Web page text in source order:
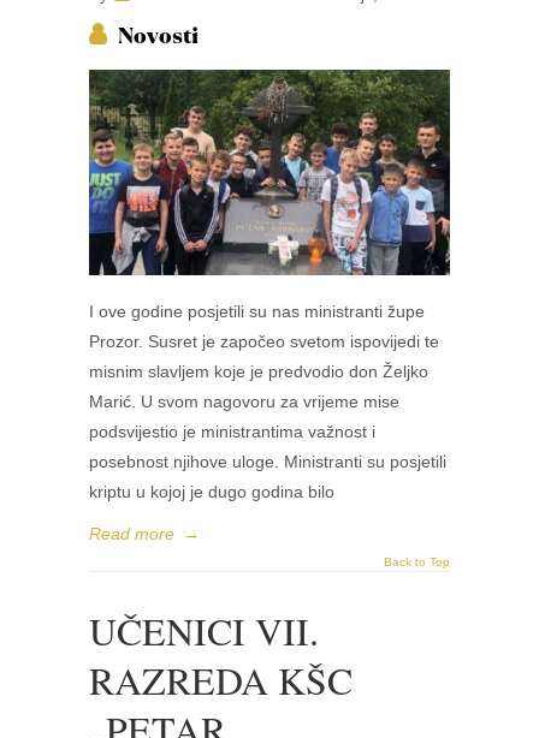
Novosti
I ove godine posjetili su nas ministranti župe
Prozor. Susret je započeo svetom ispovijedi te
misnim slavljem koje je predvodio don Željko
Marić. U svom nagovoru za vrijeme mise
podsvijestio je ministrantima važnost i
posebnost njihove uloge. Ministranti su posjetili
kriptu u kojoj je dugo godina bilo
Read more →
Back to Top
UČENICI VII.
RAZREDA KŠC